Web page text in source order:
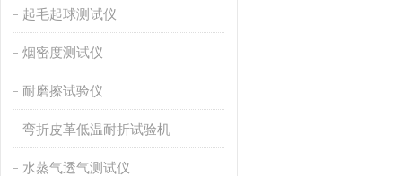
起毛起球测试仪
烟密度测试仪
耐磨擦试验仪
弯折皮革低温耐折试验机
水蒸气透气测试仪